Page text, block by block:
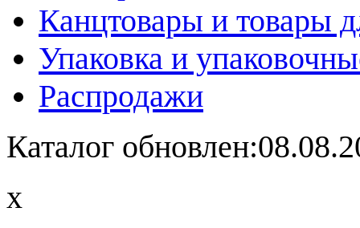
Канцтовары и товары
Упаковка и
Распродажи
Каталог
x